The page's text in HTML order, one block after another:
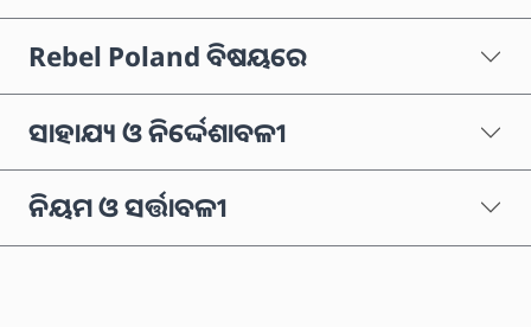
Rebel Poland ବିଷୟରେ
ସାହାଯ୍ୟ ଓ ନିର୍ଦ୍ଦେଶାବଳୀ
ନିୟମ ଓ ସର୍ତ୍ତାବଳୀ